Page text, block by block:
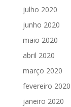
julho 2020
junho 2020
maio 2020
abril 2020
março 2020
fevereiro 2020
janeiro 2020